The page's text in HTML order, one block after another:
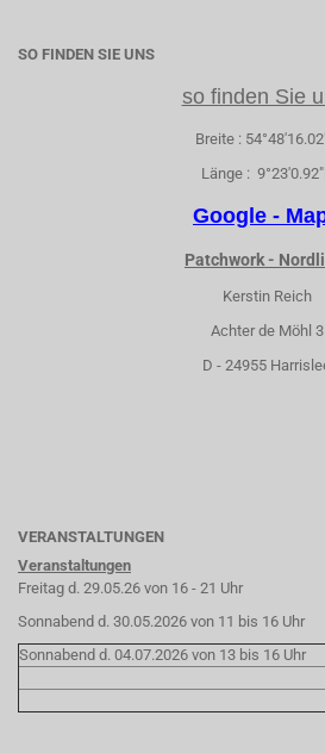
SO FINDEN SIE UNS
so finden Sie
Breite :
Länge :
Google -
Patchwork -
Kerstin Reich
Achter de Möhl 3
D - 24955
VERANSTALTUNGEN
Veranstaltungen
Freitag d. 29.05.26 von 16 - 21 Uhr
Sonnabend d. 30.05.2026 von 11 bis 16 Uhr
Sonnabend d. 04.07.2026 von 13 bis 16 Uhr